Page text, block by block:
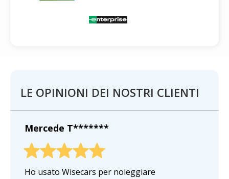
LE OPINIONI DEI NOSTRI CLIENTI
Mercede T*******
Ho usato Wisecars per noleggiare